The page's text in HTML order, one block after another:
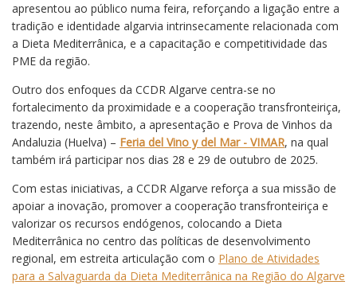
apresentou ao público numa feira, reforçando a ligação entre a
tradição e identidade algarvia intrinsecamente relacionada com
a Dieta Mediterrânica, e a capacitação e competitividade das
PME da região.
Outro dos enfoques da CCDR Algarve centra-se no
fortalecimento da proximidade e a cooperação transfronteiriça,
trazendo, neste âmbito, a apresentação e Prova de Vinhos da
Andaluzia (Huelva) – Feria del Vino y del Mar - VIMAR, na qual
também irá participar nos dias 28 e 29 de outubro de 2025.
Com estas iniciativas, a CCDR Algarve reforça a sua missão de
apoiar a inovação, promover a cooperação transfronteiriça e
valorizar os recursos endógenos, colocando a Dieta
Mediterrânica no centro das políticas de desenvolvimento
regional, em estreita articulação com o Plano de Atividades
para a Salvaguarda da Dieta Mediterrânica na Região do Algarve